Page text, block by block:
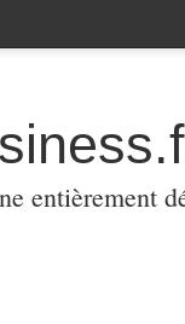
entièrement